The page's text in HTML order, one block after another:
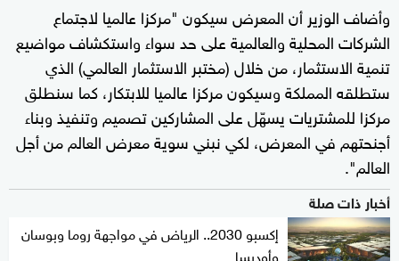
وأضاف الوزير أن المعرض سيكون "مركزا عالميا لاجتماع
الشركات المحلية والعالمية على حد سواء واستكشاف مواضيع
تنمية الاستثمار، من خلال (مختبر الاستثمار العالمي) الذي
ستطلقه المملكة وسيكون مركزا عالميا للابتكار، كما سنطلق
مركزا للمشتريات يسهّل على المشاركين تصميم وتنفيذ وبناء
أجنحتهم في المعرض، لكي نبني سوية معرض العالم من أجل
العالم".
أخبار ذات صلة
إكسبو 2030.. الرياض في مواجهة روما وبوسان
وأوديسا